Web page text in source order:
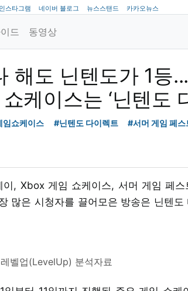
인스타그램 네이버 블로그 뉴스스탠드 카카오뉴스
드 동영상
해도 닌텐도가 1등
케이스는 ‘닌텐도
임쇼케이스 #닌텐도 다이렉트
#서머 게임 페스
이, Xbox 게임 쇼케이스, 서머 게임 페
많은 시청자를 끌어모은 방송은 닌텐도
레벨업(LevelUp) 분석자료